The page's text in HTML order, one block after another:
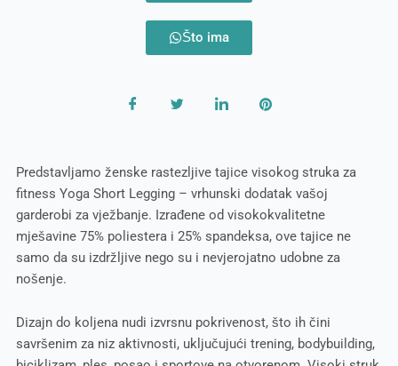
Što ima
Predstavljamo ženske rastezljive tajice visokog struka za
fitness Yoga Short Legging – vrhunski dodatak vašoj
garderobi za vježbanje. Izrađene od visokokvalitetne
mješavine 75% poliestera i 25% spandeksa, ove tajice ne
samo da su izdržljive nego su i nevjerojatno udobne za
nošenje.
Dizajn do koljena nudi izvrsnu pokrivenost, što ih čini
savršenim za niz aktivnosti, uključujući trening, bodybuilding,